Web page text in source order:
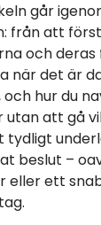
går
från att
och
när det är
hur du
att gå
tydligt
beslut –
eller ett